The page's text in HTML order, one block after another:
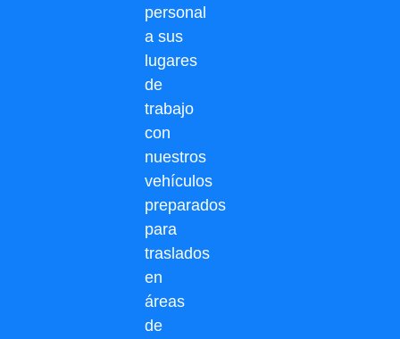
personal
a sus
lugares
de
trabajo
con
nuestros
vehículos
preparados
para
traslados
en
áreas
de